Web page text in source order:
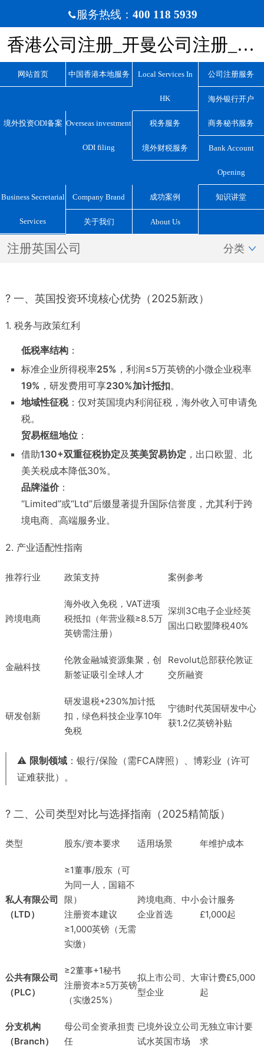
服务热线： 400 118 5939
香港公司注册_开曼公司注册_BVI公司注册_离岸公司注册_宏源国际咨询
网站首页 中国香港本地服务 Local Services In
HK
公司注册服务
海外银行开户
境外投资ODI备案 Overseas investment
ODI filing
税务服务 商务秘书服务
境外财税服务 Bank Account
Opening
Business Secretarial
Services
Company Brand 成功案例 知识讲堂
关于我们 About Us
注册英国公司 分类 
? 一、英国投资环境核心优势（2025新政）
1. 税务与政策红利
低税率结构 ：
标准企业所得税率25% ，利润≤5万英镑的小微企业税率
19% ，研发费用可享230%加计抵扣。
地域性征税：仅对英国境内利润征税，海外收入可申请免
税。
贸易枢纽地位 ：
借助130+双重征税协定及英美贸易协定 ，出口欧盟、北
美关税成本降低30%。
品牌溢价：
“Limited”或“Ltd”后缀显著提升国际信誉度，尤其利于跨
境电商、高端服务业。
2. 产业适配性指南
推荐行业 政策支持 案例参考
跨境电商
海外收入免税，VAT进项
税抵扣（年营业额≥8.5万
英镑需注册）
深圳3C电子企业经英
国出口欧盟降税40%
金融科技
伦敦金融城资源集聚，创
新签证吸引全球人才
Revolut总部获伦敦证
交所融资
研发创新
研发退税+230%加计抵
扣，绿色科技企业享10年
免税
宁德时代英国研发中心
获1.2亿英镑补贴
⚠️ 限制领域 ：银行/保险（需FCA牌照）、博彩业（许可
证难获批）。
? 二、公司类型对比与选择指南（2025精简版）
类型 股东/资本要求 适用场景 年维护成本
私人有限公司
（LTD）
≥1董事/股东（可
为同一人，国籍不
限）
注册资本建议
≥1,000英镑（无需
实缴）
跨境电商、中小
企业首选
会计服务
£1,000起
公共有限公司
（PLC）
≥2董事+1秘书
注册资本≥5万英镑
（实缴25%）
拟上市公司、大
型企业
审计费£5,000
起
分支机构
（Branch）
母公司全资承担责
任
已境外设立公司
试水英国市场
无独立审计要
求